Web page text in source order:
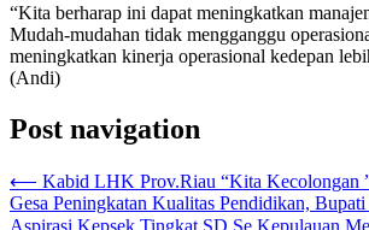
“Kita berharap ini dapat meningkatkan
Mudah-mudahan tidak mengganggu
meningkatkan kinerja operasional kedepan
(Andi)
Post navigation
⟵ Kabid LHK Prov.Riau “Kita Kecolongan
Gesa Peningkatan Kualitas Pendidikan,
Aspirasi Kepsek Tingkat SD Se Kepulauan